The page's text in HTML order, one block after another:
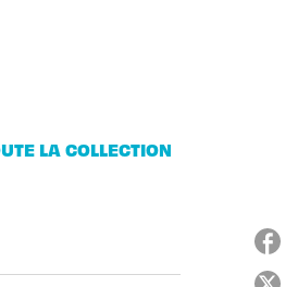
LA COLLECTION